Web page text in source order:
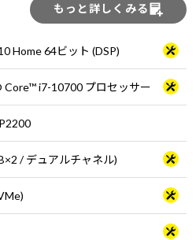
もっと詳しくみる
Home 64ビット (DSP)
Core™ i7-10700 プロセッサー
/ デュアルチャネル)